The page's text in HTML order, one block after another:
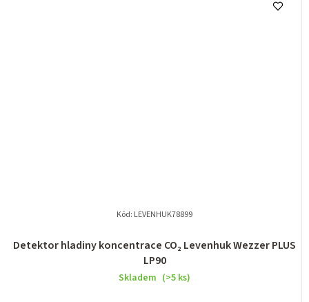
Detektor hladiny koncentrace CO₂ Levenhuk Wezzer PLUS
LP90
Skladem (>5 ks)
Kód: LEVENHUK78899